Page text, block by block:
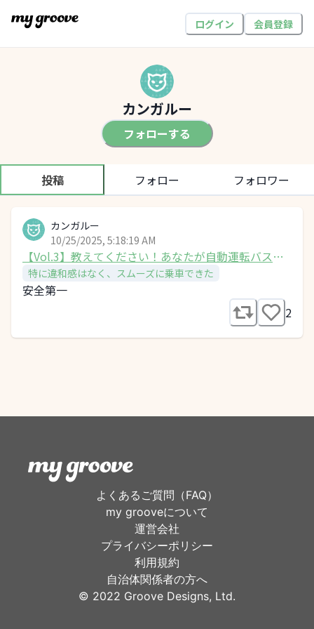
ログイン 会員登録
カンガルー
フォローする
投稿 フォロー フォロワー
カンガルー
10/25/2025, 5:18:19 AM
【Vol.3】教えてください！あなたが自動運転バスに
乗ってみた感想は？
特に違和感はなく、スムーズに乗車できた
安全第一
2
よくあるご質問（FAQ）
my grooveについて
運営会社
プライバシーポリシー
利用規約
自治体関係者の方へ
©︎ 2022 Groove Designs, Ltd.